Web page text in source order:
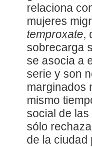
relaciona
mujeres
temproxate,
sobrecarga
se asocia a
serie y son
marginados
mismo
social de
sólo
de la ciudad